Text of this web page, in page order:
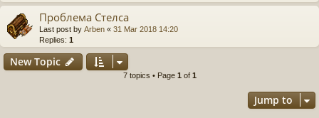
Проблема Стелса
Last post by Arben « 31 Mar 2018 14:20
Replies: 1
New Topic
7 topics • Page 1 of 1
Jump to